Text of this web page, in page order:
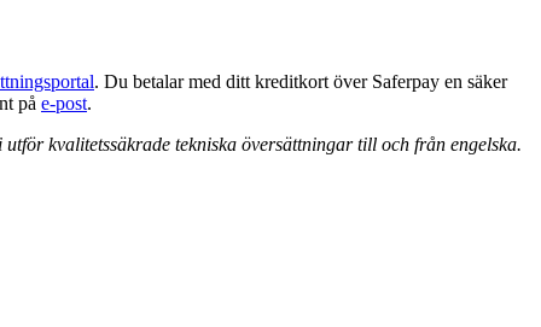
. Du betalar med ditt kreditkort över Saferpay en säker
på e-post.
kvalitetssäkrade tekniska översättningar till och från engelska.